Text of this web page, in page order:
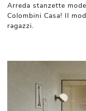
Arreda stanzette
Colombini Casa! Il
ragazzi.